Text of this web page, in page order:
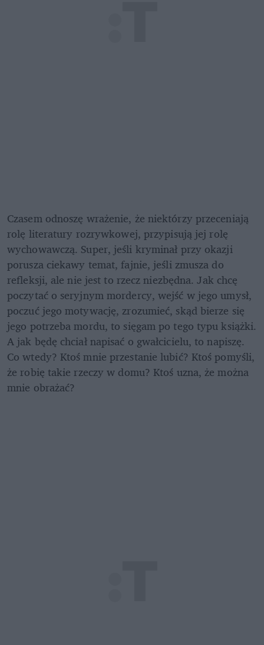
Czasem odnoszę wrażenie, że niektórzy przeceniają
rolę literatury rozrywkowej, przypisują jej rolę
wychowawczą. Super, jeśli kryminał przy okazji
porusza ciekawy temat, fajnie, jeśli zmusza do
refleksji, ale nie jest to rzecz niezbędna. Jak chcę
poczytać o seryjnym mordercy, wejść w jego umysł,
poczuć jego motywację, zrozumieć, skąd bierze się
jego potrzeba mordu, to sięgam po tego typu książki.
A jak będę chciał napisać o gwałcicielu, to napiszę.
Co wtedy? Ktoś mnie przestanie lubić? Ktoś pomyśli,
że robię takie rzeczy w domu? Ktoś uzna, że można
mnie obrażać?